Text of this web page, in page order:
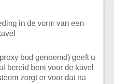
in de vorm van een
bod genoemd) geeft u
bereid bent voor de kavel
zorgt er voor dat na